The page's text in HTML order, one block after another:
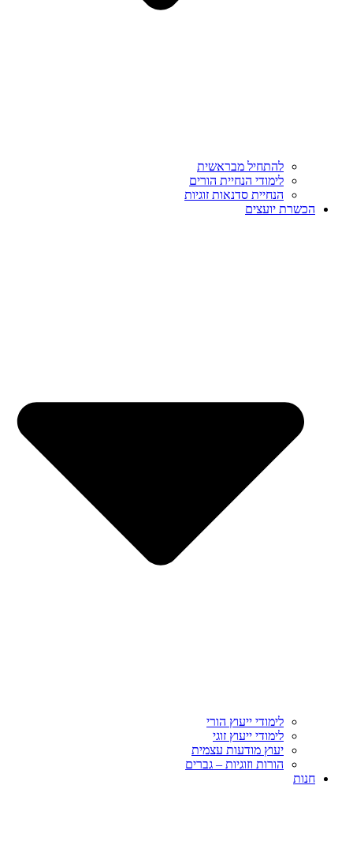
להתחיל מבראשית
לימודי הנחיית הורים
הנחיית סדנאות זוגיות
הכשרת יועצים
לימודי ייעוץ הורי
לימודי ייעוץ זוגי
יעוץ מודעות עצמית
הורות וזוגיות – גברים
חנות